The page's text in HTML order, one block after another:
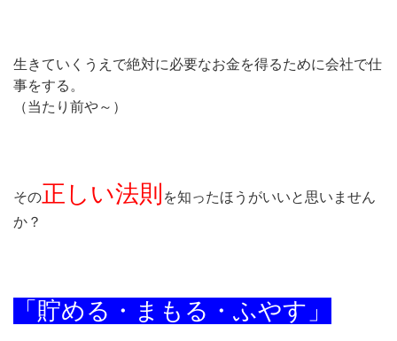
生きていくうえで絶対に必要なお金を得るために会社で仕
事をする。
（当たり前や～）
その正しい法則 を知ったほうがいいと思いません
か？
「貯める・まもる・ふやす」